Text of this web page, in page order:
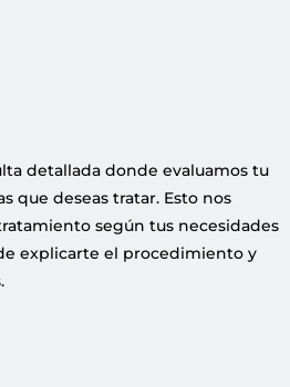
detallada donde evaluamos tu
que deseas tratar. Esto nos
según tus necesidades
explicarte el procedimiento y